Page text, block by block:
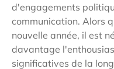
d'engagements
communication. Alors
nouvelle année, il est
davantage
significatives de la